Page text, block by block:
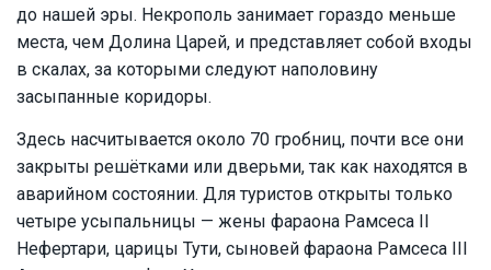
до нашей эры. Некрополь занимает гораздо меньше
места, чем Долина Царей, и представляет собой входы
в скалах, за которыми следуют наполовину
засыпанные коридоры.
Здесь насчитывается около 70 гробниц, почти все они
закрыты решётками или дверьми, так как находятся в
аварийном состоянии. Для туристов открыты только
четыре усыпальницы — жены фараона Рамсеса II
Нефертари, царицы Тути, сыновей фараона Рамсеса III